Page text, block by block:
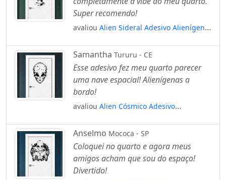
Super recomendo!
avaliou Alien Sideral Adesivo Alienígena
Mod:362
Samantha Tururu - CE
Esse adesivo fez meu quarto parecer
uma nave espacial! Alienígenas a
bordo!
avaliou Alien Cósmico Adesivo
e Vidro Mod:217
Anselmo Mococa - SP
Coloquei no quarto e agora meus
amigos acham que sou do espaço!
Divertido!